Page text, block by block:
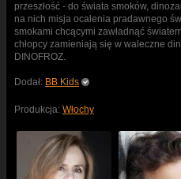
przeszłość - do świata smoków,
na nich misja ocalenia pradawnego
smokami chcącymi zawładnąć
chłopcy zamieniają się w waleczne
DINOFROZ.
Dodał: BB Kids
Produkcja: Włochy